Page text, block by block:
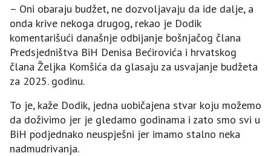
– Oni obaraju budžet, ne dozvoljavaju da ide dalje, a
onda krive nekoga drugog, rekao je Dodik
komentarišući današnje odbijanje bošnjačog člana
Predsjedništva BiH Denisa Bećirovića i hrvatskog
člana Željka Komšića da glasaju za usvajanje budžeta
za 2025. godinu.
To je, kaže Dodik, jedna uobičajena stvar koju možemo
da doživimo jer je gledamo godinama i zato smo svi u
BiH podjednako neuspješni jer imamo stalno neka
nadmudrivanja.